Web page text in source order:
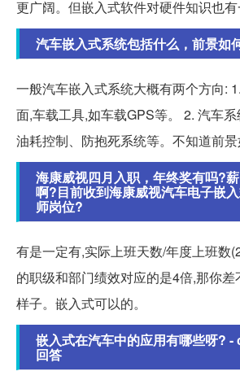
更广阔。但嵌入式软件对硬件知识也有
汽车嵌入式系统包括什么，前景如
一般汽车嵌入式系统大概有两个方向:
面,车载工具,如车载GPS等。 2. 汽车
油耗控制、防抱死系统等。不知道前景
海康威视四月入职，年终奖有吗?
啊?目前收到海康威视汽车电子嵌
师岗位?
有是一定有,实际上班天数/年度上班数
的职级和部门绩效对应的是4倍,那你
样子。嵌入式可以的。
嵌入式在汽车中的应用有哪些呀?
回答